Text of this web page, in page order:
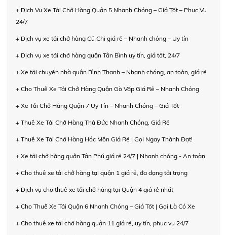
+ Dịch Vụ Xe Tải Chở Hàng Quận 5 Nhanh Chóng – Giá Tốt – Phục Vụ
24/7
+ Dịch vụ xe tải chở hàng Củ Chi giá rẻ – Nhanh chóng – Uy tín
+ Dịch vụ xe tải chở hàng quận Tân Bình uy tín, giá tốt, 24/7
+ Xe tải chuyển nhà quận Bình Thạnh – Nhanh chóng, an toàn, giá rẻ
+ Cho Thuê Xe Tải Chở Hàng Quận Gò Vấp Giá Rẻ – Nhanh Chóng
+ Xe Tải Chở Hàng Quận 7 Uy Tín – Nhanh Chóng – Giá Tốt
+ Thuê Xe Tải Chở Hàng Thủ Đức Nhanh Chóng, Giá Rẻ
+ Thuê Xe Tải Chở Hàng Hóc Môn Giá Rẻ | Gọi Ngay Thành Đạt!
+ Xe tải chở hàng quận Tân Phú giá rẻ 24/7 | Nhanh chóng - An toàn
+ Cho thuê xe tải chở hàng tại quận 1 giá rẻ, đa dạng tải trọng
+ Dịch vụ cho thuê xe tải chở hàng tại Quận 4 giá rẻ nhất
+ Cho Thuê Xe Tải Quận 6 Nhanh Chóng – Giá Tốt | Gọi Là Có Xe
+ Cho thuê xe tải chở hàng quận 11 giá rẻ, uy tín, phục vụ 24/7